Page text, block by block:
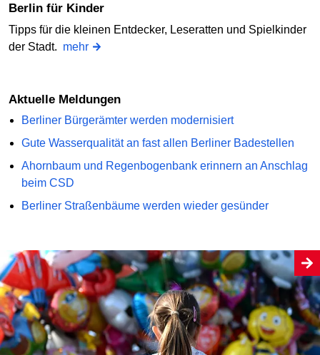
Berlin für Kinder
Tipps für die kleinen Entdecker, Leseratten und Spielkinder
der Stadt. mehr
Aktuelle Meldungen
Berliner Bürgerämter werden modernisiert
Gute Wasserqualität an fast allen Berliner Badestellen
Ahornbaum und Regenbogenbank erinnern an Anschlag
beim CSD
Berliner Straßenbäume werden wieder gesünder